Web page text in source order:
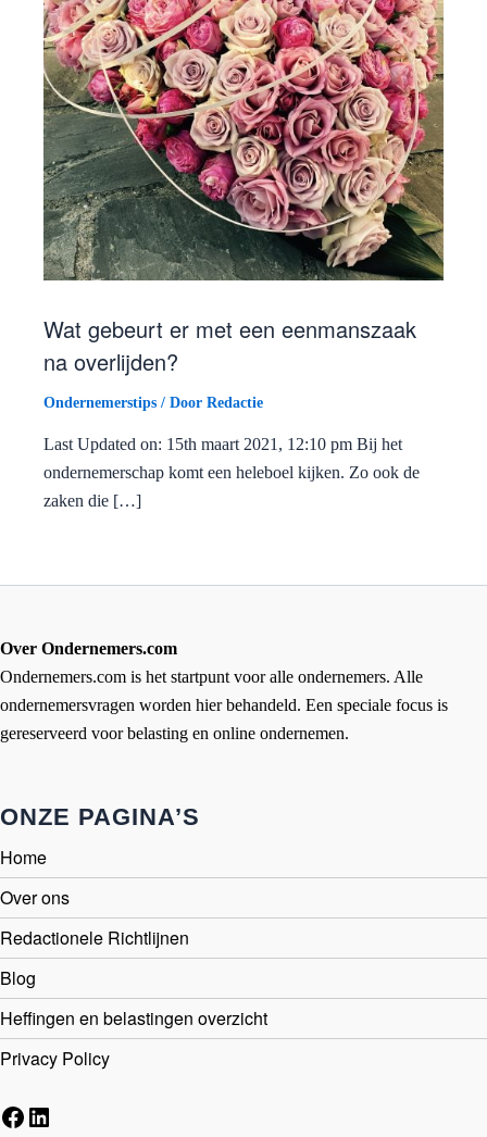
Wat gebeurt er met een eenmanszaak
na overlijden?
Ondernemerstips / Door Redactie
Last Updated on: 15th maart 2021, 12:10 pm Bij het
ondernemerschap komt een heleboel kijken. Zo ook de
zaken die […]
Over Ondernemers.com
Ondernemers.com is het startpunt voor alle ondernemers. Alle
ondernemersvragen worden hier behandeld. Een speciale focus is
gereserveerd voor belasting en online ondernemen.
ONZE PAGINA’S
Home
Over ons
Redactionele Richtlijnen
Blog
Heffingen en belastingen overzicht
Privacy Policy
Facebook
LinkedIn